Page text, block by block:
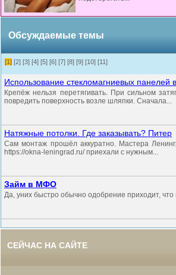
Обсуждаемые темы
[1] [2] [3] [4] [5] [6] [7] [8] [9] [10] [11]
Использование стекломагниевых панелей
Крепёж нельзя перетягивать. При сильном
повредить поверхность возле шляпки. Сначала...
Натяжные потолки. Где заказывать? Питер
Сам монтаж прошёл аккуратно. Мастера
https://okna-leningrad.ru/ приехали с нужным...
Займ в МФО
Да, уних быстро обычно одобрение приходит, что
СЕЙЧАС НА САЙТЕ